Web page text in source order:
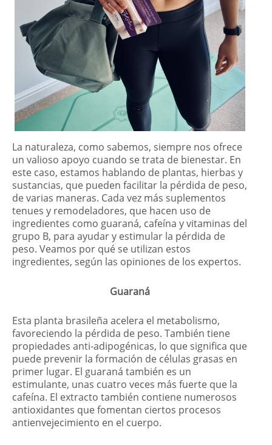
La naturaleza, como sabemos, siempre nos ofrece
un valioso apoyo cuando se trata de bienestar. En
este caso, estamos hablando de plantas, hierbas y
sustancias, que pueden facilitar la pérdida de peso,
de varias maneras. Cada vez más suplementos
tenues y remodeladores, que hacen uso de
ingredientes como guaraná, cafeína y vitaminas del
grupo B, para ayudar y estimular la pérdida de
peso. Veamos por qué se utilizan estos
ingredientes, según las opiniones de los expertos.
Guaraná
Esta planta brasileña acelera el metabolismo,
favoreciendo la pérdida de peso. También tiene
propiedades anti-adipogénicas, lo que significa que
puede prevenir la formación de células grasas en
primer lugar. El guaraná también es un
estimulante, unas cuatro veces más fuerte que la
cafeína. El extracto también contiene numerosos
antioxidantes que fomentan ciertos procesos
antienvejecimiento en el cuerpo.